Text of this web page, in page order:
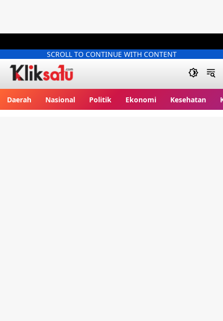
SCROLL TO CONTINUE WITH CONTENT
Daerah Nasional Politik Ekonomi Kesehatan